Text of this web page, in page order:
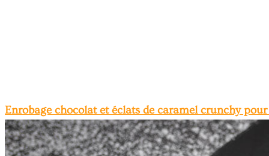
Enrobage chocolat et éclats de caramel crunchy